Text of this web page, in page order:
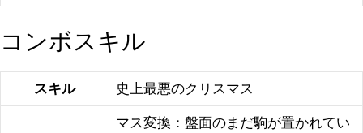
コンボスキル
スキル 史上最悪のクリスマス
マス変換：盤面のまだ駒が置かれてい